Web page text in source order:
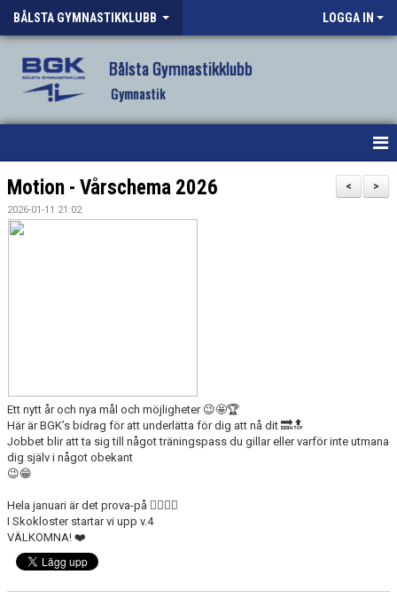
BÅLSTA GYMNASTIKKLUBB LOGGA IN
Bålsta Gymnastikklubb
Gymnastik
HEM
NYHETER
DOKUMENT
ANMÄLAN
>
<
Motion - Vårschema 2026
2026-01-11 21:02
Ett nytt år och nya mål och möjligheter 😉🤩🏆
Här är BGK’s bidrag för att underlätta för dig att nå dit 🔜🔝
Jobbet blir att ta sig till något träningspass du gillar eller varför inte utmana
dig själv i något obekant
😉😁
Hela januari är det prova-på 👍🏻👏🏻
I Skokloster startar vi upp v.4
VÄLKOMNA! ❤️